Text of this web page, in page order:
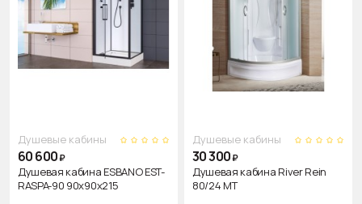
Душевые кабины
60 600₽
Душевая кабина ESBANO EST-
RASPA-90 90х90х215
Душевые кабины
30 300₽
Душевая кабина River Rein
80/24 МТ